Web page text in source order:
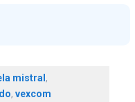
mistral,
, vexcom